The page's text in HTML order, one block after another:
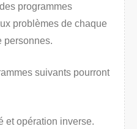
programmes
problèmes de chaque
personnes.
suivants pourront
et opération inverse.